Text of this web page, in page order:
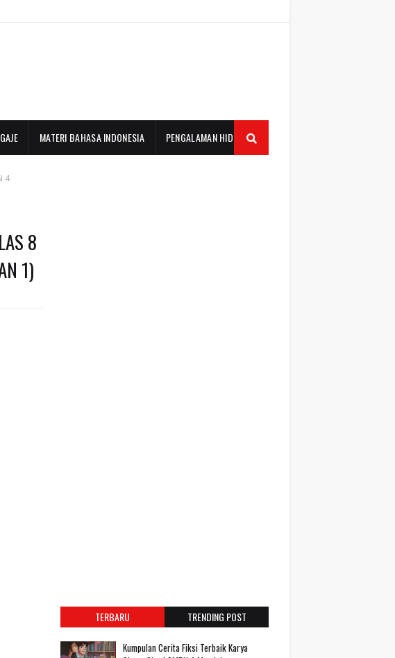
MATERI BAHASA INDONESIA PENGALAMAN HIDUP
4
8
1)
TERBARU TRENDING POST
Kumpulan Cerita Fiksi Terbaik Karya